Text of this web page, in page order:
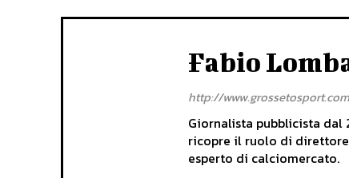
Fabio
http://www.grossetosport.com
Giornalista pubblicista
ricopre il ruolo di direttore
esperto di calciomercato.